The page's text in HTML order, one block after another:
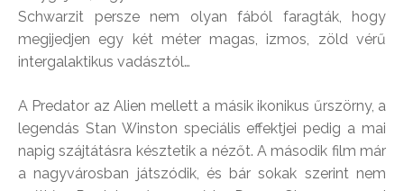
Schwarzit persze nem olyan fából faragták, hogy
megijedjen egy két méter magas, izmos, zöld vérű
intergalaktikus vadásztól…
A Predator az Alien mellett a másik ikonikus űrszörny, a
legendás Stan Winston speciális effektjei pedig a mai
napig szájtátásra késztetik a nézőt. A második film már
a nagyvárosban játszódik, és bár sokak szerint nem